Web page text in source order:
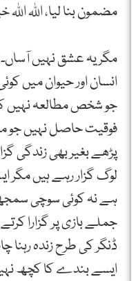
مضمون بنا لیا، اللہ اللہ
مگر یہ عشق نہیں آساں۔
انسان اور حیوان میں
جو شخص مطالعہ نہیں
فوقیت حاصل نہیں جو
پڑھے بغیر بھی زندگی
لوگ گزار رہے ہیں مگر
ہے نہ کوئی سوچی
جملے بازی پر گزارا
ڈنگر کی طرح زندہ
ایسے بندے کا کچھ